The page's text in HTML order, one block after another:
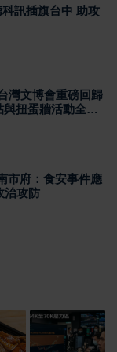
訊插旗台中 助攻
灣文博會重磅回歸
扭蛋牆活動全公
市府：食安事件應
治攻防